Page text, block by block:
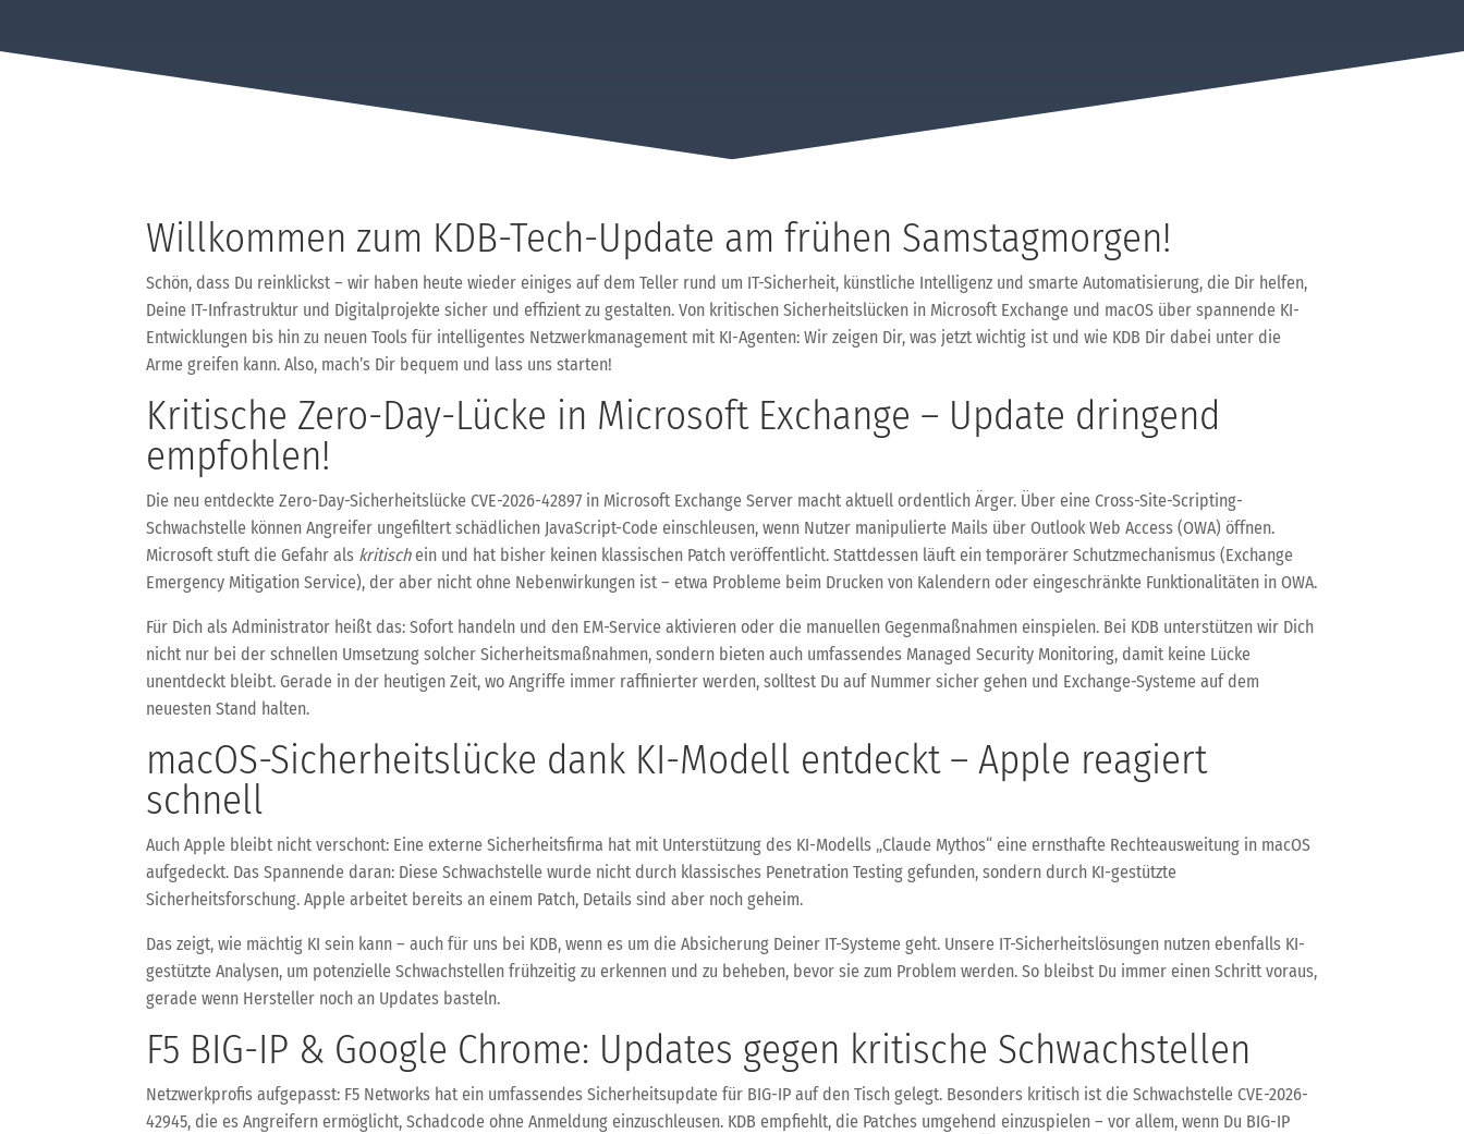
Willkommen zum KDB-Tech-Update am frühen Samstagmorgen!
Schön, dass Du reinklickst – wir haben heute wieder einiges auf dem Teller rund um IT-Sicherheit, künstliche Intelligenz und smarte Automatisierung, die Dir helfen,
Deine IT-Infrastruktur und Digitalprojekte sicher und effizient zu gestalten. Von kritischen Sicherheitslücken in Microsoft Exchange und macOS über spannende KI-
Entwicklungen bis hin zu neuen Tools für intelligentes Netzwerkmanagement mit KI-Agenten: Wir zeigen Dir, was jetzt wichtig ist und wie KDB Dir dabei unter die
Arme greifen kann. Also, mach’s Dir bequem und lass uns starten!
Kritische Zero-Day-Lücke in Microsoft Exchange – Update dringend
empfohlen!
Die neu entdeckte Zero-Day-Sicherheitslücke CVE-2026-42897 in Microsoft Exchange Server macht aktuell ordentlich Ärger. Über eine Cross-Site-Scripting-
Schwachstelle können Angreifer ungefiltert schädlichen JavaScript-Code einschleusen, wenn Nutzer manipulierte Mails über Outlook Web Access (OWA) öffnen.
Microsoft stuft die Gefahr als kritischein und hat bisher keinen klassischen Patch veröffentlicht. Stattdessen läuft ein temporärer Schutzmechanismus (Exchange
Emergency Mitigation Service), der aber nicht ohne Nebenwirkungen ist – etwa Probleme beim Drucken von Kalendern oder eingeschränkte Funktionalitäten in OWA.
Für Dich als Administrator heißt das: Sofort handeln und den EM-Service aktivieren oder die manuellen Gegenmaßnahmen einspielen. Bei KDB unterstützen wir Dich
nicht nur bei der schnellen Umsetzung solcher Sicherheitsmaßnahmen, sondern bieten auch umfassendes Managed Security Monitoring, damit keine Lücke
unentdeckt bleibt. Gerade in der heutigen Zeit, wo Angriffe immer raffinierter werden, solltest Du auf Nummer sicher gehen und Exchange-Systeme auf dem
neuesten Stand halten.
macOS-Sicherheitslücke dank KI-Modell entdeckt – Apple reagiert
schnell
Auch Apple bleibt nicht verschont: Eine externe Sicherheitsfirma hat mit Unterstützung des KI-Modells „Claude Mythos“ eine ernsthafte Rechteausweitung in macOS
aufgedeckt. Das Spannende daran: Diese Schwachstelle wurde nicht durch klassisches Penetration Testing gefunden, sondern durch KI-gestützte
Sicherheitsforschung. Apple arbeitet bereits an einem Patch, Details sind aber noch geheim.
Das zeigt, wie mächtig KI sein kann – auch für uns bei KDB, wenn es um die Absicherung Deiner IT-Systeme geht. Unsere IT-Sicherheitslösungen nutzen ebenfalls KI-
gestützte Analysen, um potenzielle Schwachstellen frühzeitig zu erkennen und zu beheben, bevor sie zum Problem werden. So bleibst Du immer einen Schritt voraus,
gerade wenn Hersteller noch an Updates basteln.
F5 BIG-IP & Google Chrome: Updates gegen kritische Schwachstellen
Netzwerkprofis aufgepasst: F5 Networks hat ein umfassendes Sicherheitsupdate für BIG-IP auf den Tisch gelegt. Besonders kritisch ist die Schwachstelle CVE-2026-
42945, die es Angreifern ermöglicht, Schadcode ohne Anmeldung einzuschleusen. KDB empfiehlt, die Patches umgehend einzuspielen – vor allem, wenn Du BIG-IP